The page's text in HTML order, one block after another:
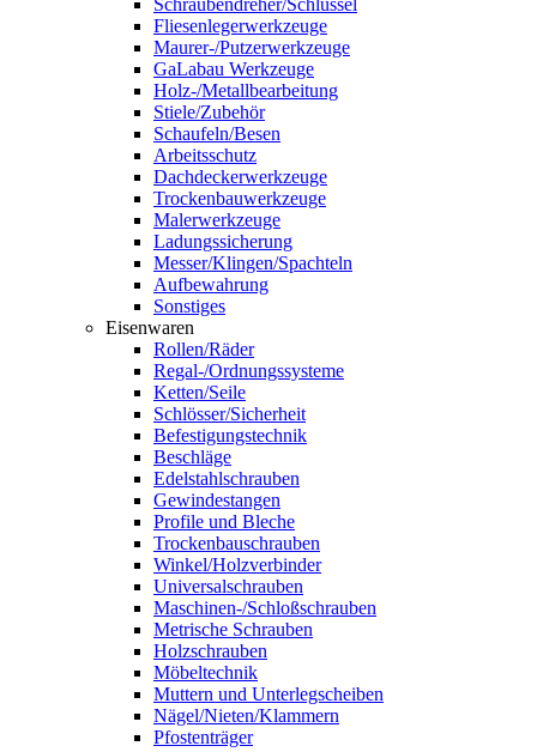
Schraubendreher/Schlüssel
Fliesenlegerwerkzeuge
Maurer-/Putzerwerkzeuge
GaLabau Werkzeuge
Holz-/Metallbearbeitung
Stiele/Zubehör
Schaufeln/Besen
Arbeitsschutz
Dachdeckerwerkzeuge
Trockenbauwerkzeuge
Malerwerkzeuge
Ladungssicherung
Messer/Klingen/Spachteln
Aufbewahrung
Sonstiges
Eisenwaren
Rollen/Räder
Regal-/Ordnungssysteme
Ketten/Seile
Schlösser/Sicherheit
Befestigungstechnik
Beschläge
Edelstahlschrauben
Gewindestangen
Profile und Bleche
Trockenbauschrauben
Winkel/Holzverbinder
Universalschrauben
Maschinen-/Schloßschrauben
Metrische Schrauben
Holzschrauben
Möbeltechnik
Muttern und Unterlegscheiben
Nägel/Nieten/Klammern
Pfostenträger